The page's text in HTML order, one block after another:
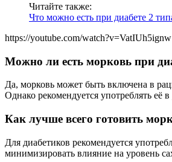
Читайте также:
Что можно есть при диабете 2
https://youtube.com/watch?v=VatIUh5ignw
Можно ли есть морковь при
Да, морковь может быть включена в
Однако рекомендуется употреблять
Как лучше всего готовить
Для диабетиков рекомендуется
минимизировать влияние на уровень